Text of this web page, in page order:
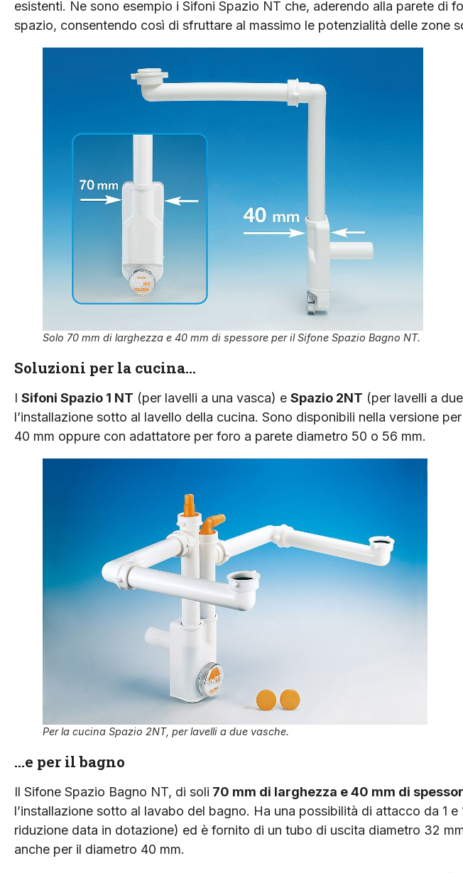
esistenti. Ne sono esempio i Sifoni Spazio NT che, aderendo alla parete di
spazio, consentendo così di sfruttare al massimo le potenzialità delle zone
Solo 70 mm di larghezza e 40 mm di spessore per il Sifone Spazio Bagno NT.
Soluzioni per la cucina…
I Sifoni Spazio 1 NT (per lavelli a una vasca) e Spazio 2NT (per lavelli a
l’installazione sotto al lavello della cucina. Sono disponibili nella versione
40 mm oppure con adattatore per foro a parete diametro 50 o 56 mm.
Per la cucina Spazio 2NT, per lavelli a due vasche.
…e per il bagno
Il Sifone Spazio Bagno NT, di soli 70 mm di larghezza e 40 mm di
l’installazione sotto al lavabo del bagno. Ha una possibilità di attacco da 1 e
riduzione data in dotazione) ed è fornito di un tubo di uscita diametro 32
anche per il diametro 40 mm.